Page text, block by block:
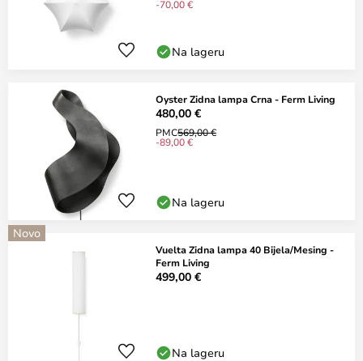
-70,00 €
Na lageru
Oyster Zidna lampa Crna - Ferm Living
480,00 €
PMC569,00 €
-89,00 €
Na lageru
Novo
Vuelta Zidna lampa 40 Bijela/Mesing -
Ferm Living
499,00 €
Na lageru